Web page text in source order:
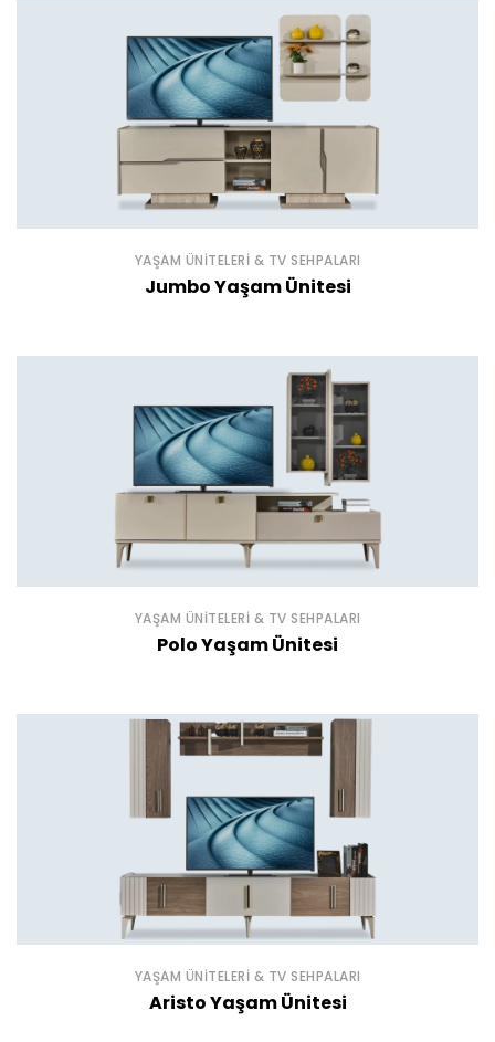
YAŞAM ÜNITELERI & TV SEHPALARI
Jumbo Yaşam Ünitesi
YAŞAM ÜNITELERI & TV SEHPALARI
Polo Yaşam Ünitesi
YAŞAM ÜNITELERI & TV SEHPALARI
Aristo Yaşam Ünitesi